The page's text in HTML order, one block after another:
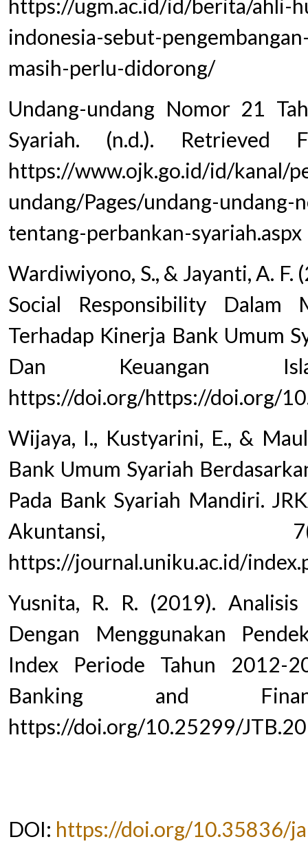
https://ugm.ac.id/id/berita/ahli-
indonesia-sebut-
masih-perlu-didorong/
Undang-undang Nomor 21
Syariah. (n.d.).
https://www.ojk.go.id/id/kanal/
undang/Pages/undang-
tentang-perbankan-syariah.aspx
Wardiwiyono, S., & Jayanti, A.
Social Responsibility Dalam
Terhadap Kinerja Bank Umum
Dan Keuangan
https://doi.org/https://doi.org/
Wijaya, I., Kustyarini, E., &
Bank Umum Syariah
Pada Bank Syariah Mandiri.
Akuntansi,
https://journal.uniku.ac.id/
Yusnita, R. R. (2019).
Dengan Menggunakan
Index Periode Tahun 2012-
Banking and
https://doi.org/10.25299/
DOI: https://doi.org/10.35836/